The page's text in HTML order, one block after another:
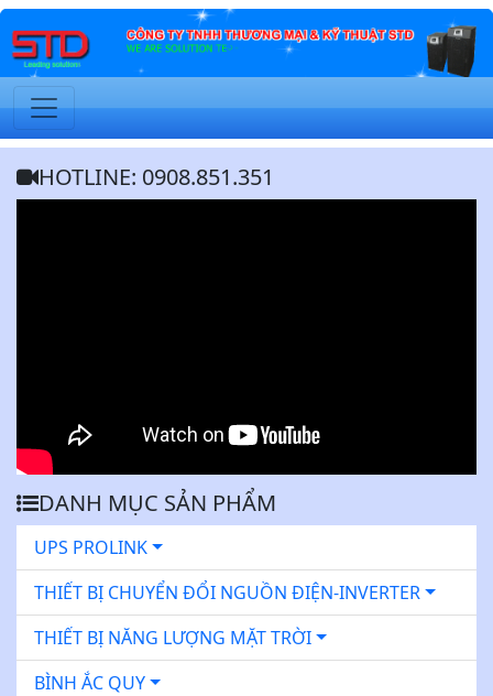
HOTLINE: 0908.851.351
DANH MỤC SẢN PHẨM
UPS PROLINK
THIẾT BỊ CHUYỂN ĐỔI NGUỒN ĐIỆN-INVERTER
THIẾT BỊ NĂNG LƯỢNG MẶT TRỜI
BÌNH ẮC QUY